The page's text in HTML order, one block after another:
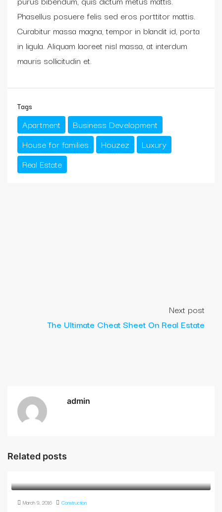
Phasellus posuere felis sed eros porttitor mattis.
Curabitur massa magna, tempor in blandit id, porta
in ligula. Aliquam laoreet nisl massa, at interdum
mauris sollicitudin et.
Tags
Apartment
Business Development
House for families
Houzez
Luxury
Real Estate
Next post
The Ultimate Cheat Sheet On Real Estate
admin
Related posts
March 9, 2016 Construction